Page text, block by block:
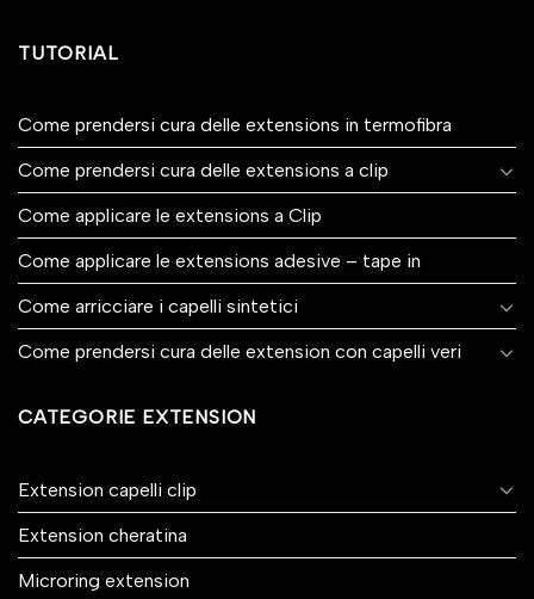
TUTORIAL
Come prendersi cura delle extensions in termofibra
Come prendersi cura delle extensions a clip
Come applicare le extensions a Clip
Come applicare le extensions adesive – tape in
Come arricciare i capelli sintetici
Come prendersi cura delle extension con capelli veri
CATEGORIE EXTENSION
Extension capelli clip
Extension cheratina
Microring extension